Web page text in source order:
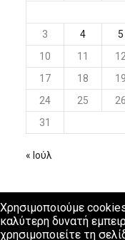
3
4 5
10
11
17
18 19
24
25 26
31
« Ιούλ
Χρησιμοποιούμε
καλύτερη δυνατή
χρησιμοποιείτε τη